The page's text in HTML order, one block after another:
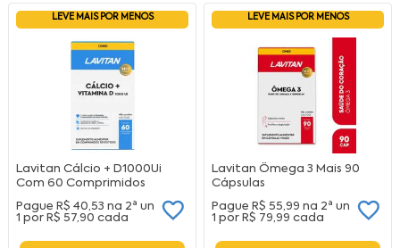
LEVE MAIS POR MENOS
Lavitan Cálcio + D1000Ui
Com 60 Comprimidos
Pague R$ 40,53 na 2ª un
1 por R$ 57,90 cada
LEVE MAIS POR MENOS
Lavitan Ômega 3 Mais 90
Cápsulas
Pague R$ 55,99 na 2ª un
1 por R$ 79,99 cada